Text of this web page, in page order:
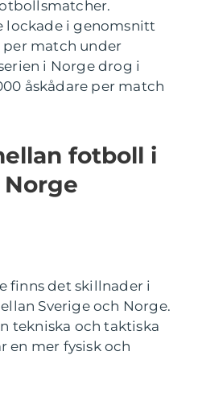
lockade i genomsnitt
per match under
i Norge drog i
åskådare per match
fotboll i
finns det skillnader i
Sverige och Norge.
tekniska och taktiska
en mer fysisk och